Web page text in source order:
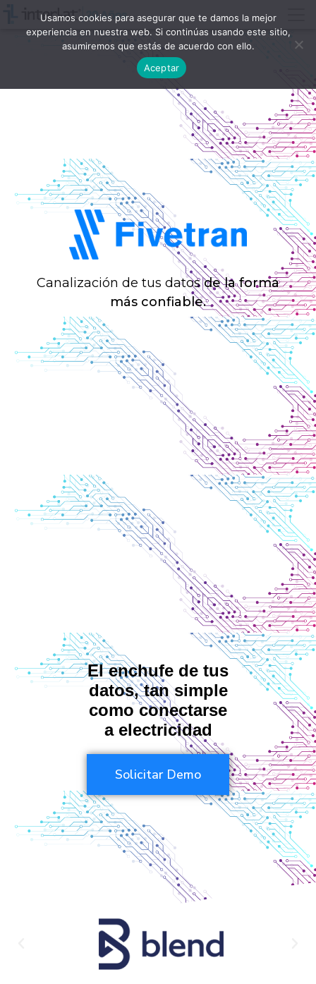
Canalización de tus datosde la forma
más confiable.
El enchufe de tus
datos,tan simple
como conectarse
a electricidad
Solicitar Demo
Usamos cookies para asegurar que te damos la mejor
experiencia en nuestra web. Si continúas usando este sitio,
asumiremos que estás de acuerdo con ello.
Aceptar